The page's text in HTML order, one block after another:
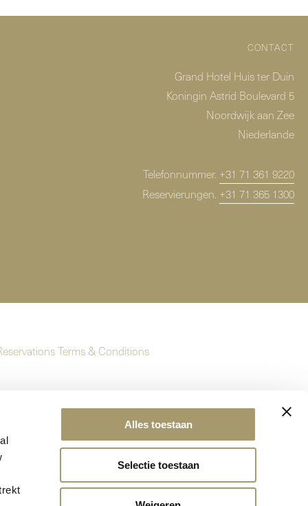
Alles toestaan
Selectie toestaan
CONTACT
Grand Hotel Huis ter Duin
Koningin Astrid Boulevard 5
Noordwijk aan Zee
Niederlande
Telefonnummer. +31 71 361 9220
Reservierungen. +31 71 365 1300
Terms & Conditions